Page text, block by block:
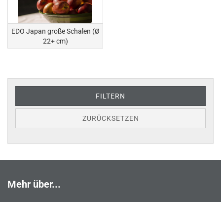
EDO Japan große Schalen (Ø
22+ cm)
FILTERN
ZURÜCKSETZEN
Mehr über...